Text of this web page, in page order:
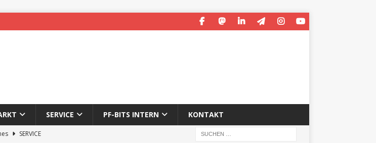
SERVICE PF-BITS INTERN KONTAKT
SERVICE